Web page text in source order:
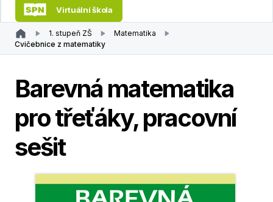
Virtuální škola
1. stupeň ZŠ
Matematika
Cvičebnice z matematiky
Barevná matematika
pro třeťáky, pracovní
sešit